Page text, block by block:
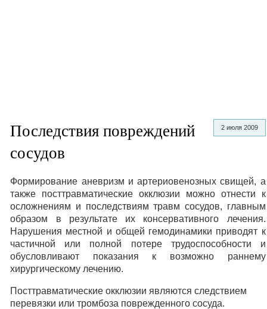
2 июля 2009
Последствия повреждений
сосудов
Формирование аневризм и артериовенозных свищей, а
также посттравматические окклюзии можно отнести к
осложнениям и последствиям травм сосудов, главным
образом в результате их консервативного лечения.
Нарушения местной и общей гемодинамики приводят к
частичной или полной потере трудоспособности и
обусловливают показания к возможно раннему
хирургическому лечению.
Посттравматические окклюзии являются следствием
перевязки или тромбоза поврежденного сосуда.